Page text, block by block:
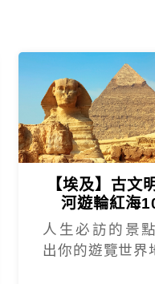
【埃及】古文
河遊輪紅海
人生必訪的景
出你的遊覽世界